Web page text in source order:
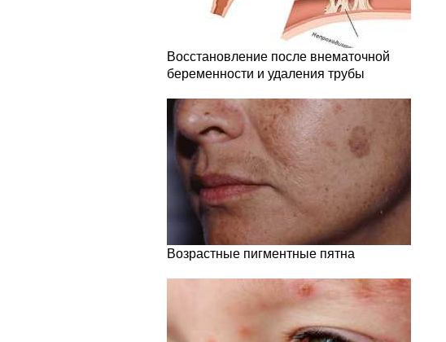
Восстановление после внематочной
беременности и удаления трубы
Возрастные пигментные пятна